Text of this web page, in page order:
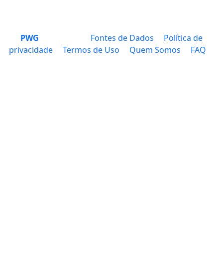
PWG Fontes de Dados
Política de
privacidade
Termos de Uso Quem Somos FAQ